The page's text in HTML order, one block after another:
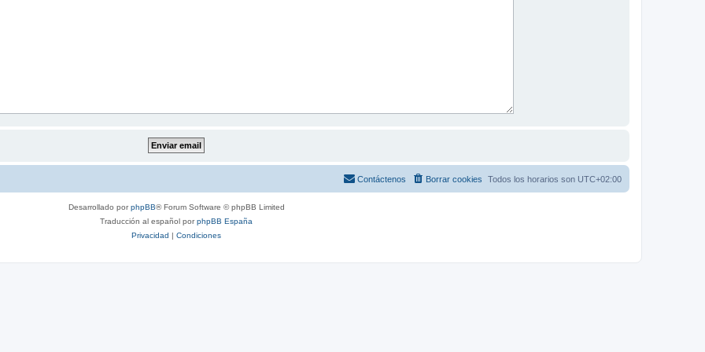
Todos los horarios son UTC+02:00
Borrar cookies
Contáctenos
Desarrollado porphpBB® Forum Software © phpBB Limited
Traducción al español porphpBB España
Privacidad | Condiciones